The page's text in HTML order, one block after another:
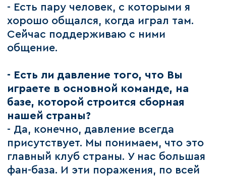
- Есть пару человек, с которыми я
хорошо общался, когда играл там.
Сейчас поддерживаю с ними
общение.
- Есть ли давление того, что Вы
играете в основной команде, на
базе, которой строится сборная
нашей страны?
- Да, конечно, давление всегда
присутствует. Мы понимаем, что это
главный клуб страны. У нас большая
фан-база. И эти поражения, по всей